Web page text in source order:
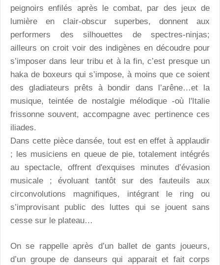
peignoirs enfilés après le combat, par des jeux de
lumière en clair-obscur superbes, donnent aux
performers des silhouettes de spectres-ninjas;
ailleurs on croit voir des indigènes en découdre pour
s’imposer dans leur tribu et à la fin, c’est presque un
haka de boxeurs qui s’impose, à moins que ce soient
des gladiateurs prêts à bondir dans l’arêne…et la
musique, teintée de nostalgie mélodique -où l'Italie
frissonne souvent, accompagne avec pertinence ces
iliades.
Dans cette pièce dansée, tout est en effet à applaudir
; les musiciens en queue de pie, totalement intégrés
au spectacle, offrent d'exquises minutes d’évasion
musicale ; évoluant tantôt sur des fauteuils aux
circonvolutions magnifiques, intégrant le ring ou
s’improvisant public des luttes qui se jouent sans
cesse sur le plateau…
On se rappelle après d’un ballet de gants joueurs,
d’un groupe de danseurs qui apparait et fait corps